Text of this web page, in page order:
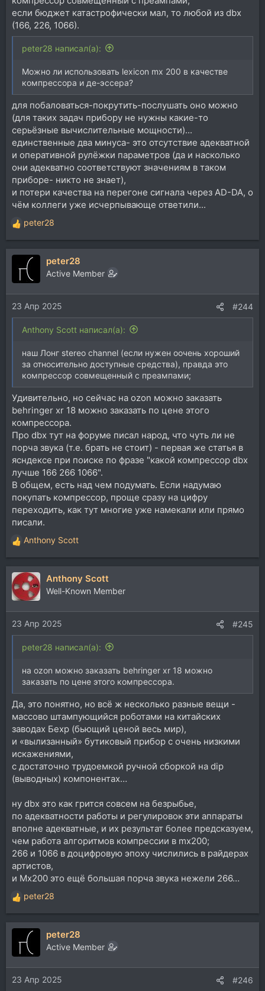
если бюджет катастрофически мал, то любой из dbx
(166, 226, 1066).
peter28 написал(а):
Можно ли использовать lexicon mx 200 в качестве
компрессора и де-эссера?
для побаловаться-покрутить-послушать оно можно
(для таких задач прибору не нужны какие-то
серьёзные вычислительные мощности)...
единственные два минуса- это отсутствие адекватной
и оперативной рулёжки параметров (да и насколько
они адекватно соответствуют значениям в таком
приборе- никто не знает),
и потери качества на перегоне сигнала через AD-DA, о
чём коллеги уже исчерпывающе ответили...
Р
е
а
и
и
:
peter28
peter28
Active Member
23 Апр 2025 #244
Anthony Scott написал(а):
наш Лонг stereo channel (если нужен оочень хороший
за относительно доступные средства), правда это
компрессор совмещенный с преампами;
Удивительно, но сейчас на ozon можно заказать
behringer xr 18 можно заказать по цене этого
компрессора.
Про dbx тут на форуме писал народ, что чуть ли не
порча звука (т.е. брать не стоит) - первая же статья в
ясндексе при поиске по фразе "какой компрессор dbx
лучше 166 266 1066".
В общем, есть над чем подумать. Если надумаю
покупать компрессор, проще сразу на цифру
переходить, как тут многие уже намекали или прямо
писали.
Р
е
а
к
ц
и
и
:
Anthony Scott
Anthony Scott
Well-Known Member
23 Апр 2025 #245
peter28 написал(а):
на ozon можно заказать behringer xr 18 можно
заказать по цене этого компрессора.
Да, это понятно, но всё ж несколько разные вещи -
массово штампующийся роботами на китайских
заводах Бехр (бьющий ценой весь мир),
и «вылизанный» бутиковый прибор с очень низкими
искажениями,
с достаточно трудоемкой ручной сборкой на dip
(выводных) компонентах…
ну dbx это как грится совсем на безрыбье,
по адекватности работы и регулировок эти аппараты
вполне адекватные, и их результат более предсказуем,
чем работа алгоритмов компрессии в mx200;
266 и 1066 в доцифровую эпоху числились в райдерах
артистов,
и Mx200 это ещё большая порча звука нежели 266…
Р
е
а
и
и
:
peter28
peter28
Active Member
23 Апр 2025 #246